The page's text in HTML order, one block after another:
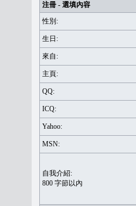
注冊 - 選填內容
性別:
生日:
來自:
主頁:
QQ:
ICQ:
Yahoo:
MSN:
自我介紹:
800 字節以內